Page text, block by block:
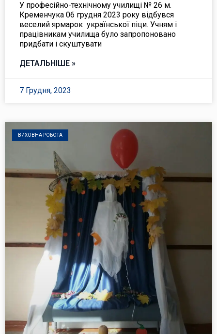
У професійно-технічному училищі № 26 м.
Кременчука 06 грудня 2023 року відбувся
веселий ярмарок української піци. Учням і
працівникам училища було запропоновано
придбати і скуштувати
ДЕТАЛЬНІШЕ »
7 Грудня, 2023
ВИХОВНА РОБОТА